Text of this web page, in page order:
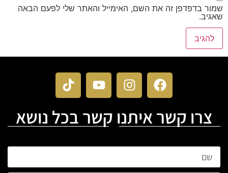
שמור בדפדפן זה את השם, האימייל והאתר שלי לפעם הבאה
שאגיב.
צרו קשר איתנו קשר בכל נושא